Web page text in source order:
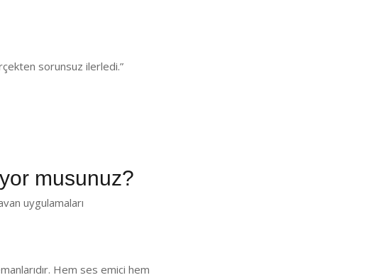
sorunsuz ilerledi.”
musunuz?
uygulamaları
Hem ses emici hem